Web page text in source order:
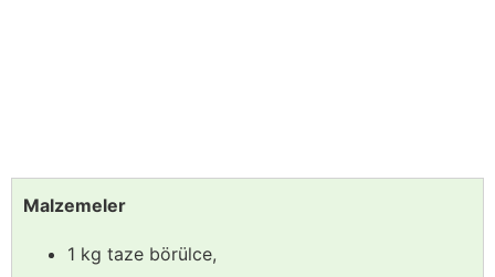
Malzemeler
1 kg taze börülce,